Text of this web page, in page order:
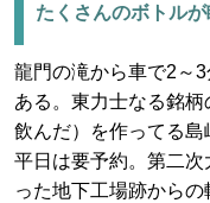
たくさんのボトル
龍門の滝から車で2～
ある。東力士なる銘
飲んだ）を作ってる島
平日は要予約。第二
った地下工場跡から